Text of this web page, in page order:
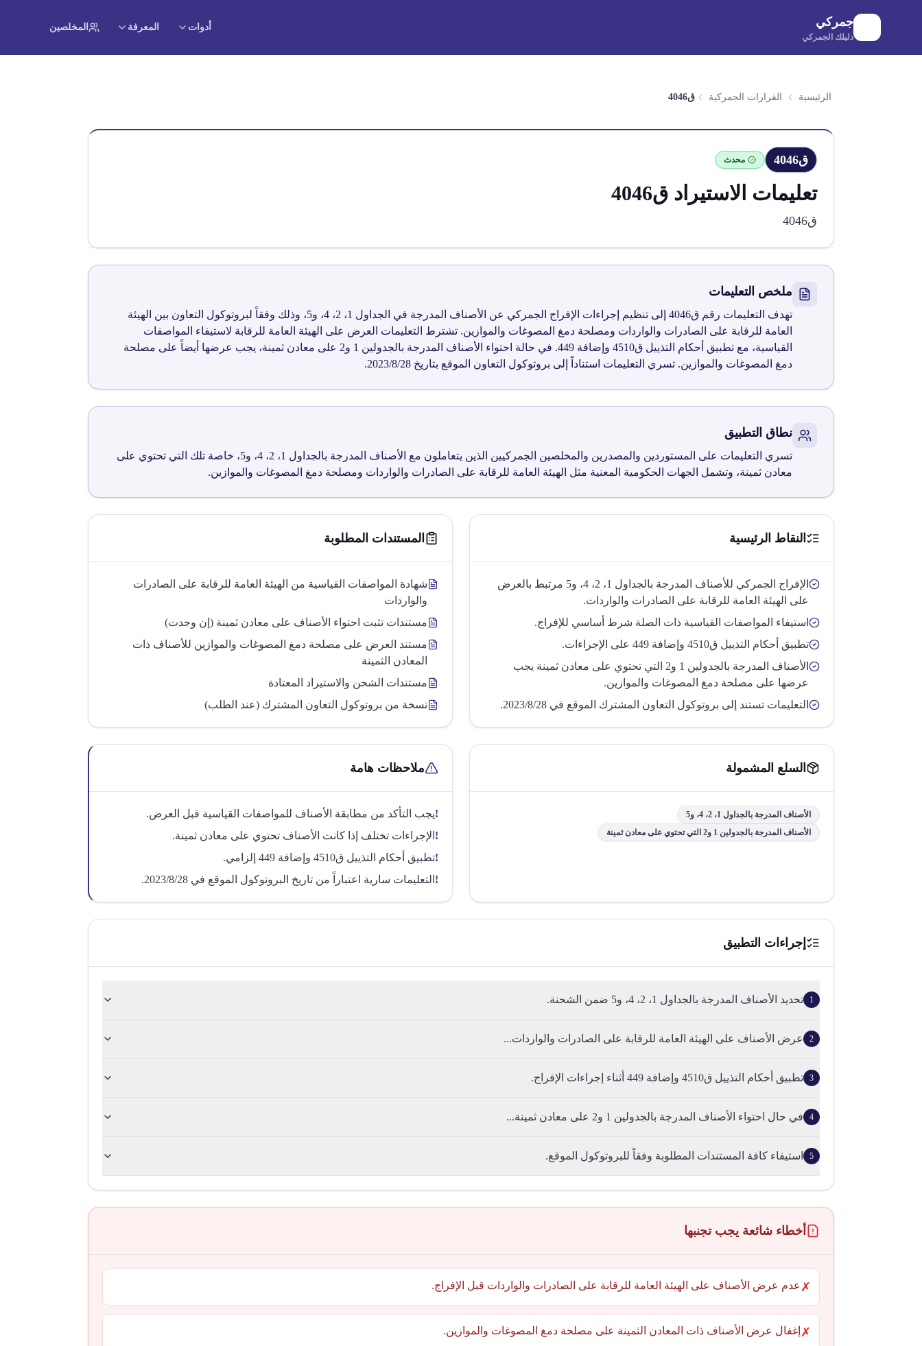
جمركي
دليلك الجمركي
أدوات المعرفة المخلصين
الرئيسية القرارات الجمركية ق4046
ق4046 محدث
تعليمات الاستيراد ق4046
ق4046
ملخص التعليمات
تهدف التعليمات رقم ق4046 إلى تنظيم إجراءات الإفراج الجمركي عن الأصناف المدرجة في الجداول 1، 2، 4، و5، وذلك وفقاً لبروتوكول التعاون بين الهيئة
العامة للرقابة على الصادرات والواردات ومصلحة دمغ المصوغات والموازين. تشترط التعليمات العرض على الهيئة العامة للرقابة لاستيفاء المواصفات
القياسية، مع تطبيق أحكام التذييل ق4510 وإضافة 449. في حالة احتواء الأصناف المدرجة بالجدولين 1 و2 على معادن ثمينة، يجب عرضها أيضاً على مصلحة
دمغ المصوغات والموازين. تسري التعليمات استناداً إلى بروتوكول التعاون الموقع بتاريخ 2023/8/28.
نطاق التطبيق
تسري التعليمات على المستوردين والمصدرين والمخلصين الجمركيين الذين يتعاملون مع الأصناف المدرجة بالجداول 1، 2، 4، و5، خاصة تلك التي تحتوي على
معادن ثمينة، وتشمل الجهات الحكومية المعنية مثل الهيئة العامة للرقابة على الصادرات والواردات ومصلحة دمغ المصوغات والموازين.
النقاط الرئيسية
الإفراج الجمركي للأصناف المدرجة بالجداول 1، 2، 4، و5 مرتبط بالعرض
على الهيئة العامة للرقابة على الصادرات والواردات.
استيفاء المواصفات القياسية ذات الصلة شرط أساسي للإفراج.
تطبيق أحكام التذييل ق4510 وإضافة 449 على الإجراءات.
الأصناف المدرجة بالجدولين 1 و2 التي تحتوي على معادن ثمينة يجب
عرضها على مصلحة دمغ المصوغات والموازين.
التعليمات تستند إلى بروتوكول التعاون المشترك الموقع في 2023/8/28.
المستندات المطلوبة
شهادة المواصفات القياسية من الهيئة العامة للرقابة على الصادرات
والواردات
مستندات تثبت احتواء الأصناف على معادن ثمينة (إن وجدت)
مستند العرض على مصلحة دمغ المصوغات والموازين للأصناف ذات
المعادن الثمينة
مستندات الشحن والاستيراد المعتادة
نسخة من بروتوكول التعاون المشترك (عند الطلب)
السلع المشمولة
الأصناف المدرجة بالجداول 1، 2، 4، و5
الأصناف المدرجة بالجدولين 1 و2 التي تحتوي على معادن ثمينة
ملاحظات هامة
!يجب التأكد من مطابقة الأصناف للمواصفات القياسية قبل العرض.
! الإجراءات تختلف إذا كانت الأصناف تحتوي على معادن ثمينة.
!تطبيق أحكام التذييل ق4510 وإضافة 449 إلزامي.
! التعليمات سارية اعتباراً من تاريخ البروتوكول الموقع في 2023/8/28.
إجراءات التطبيق
1 تحديد الأصناف المدرجة بالجداول 1، 2، 4، و5 ضمن الشحنة.
2 عرض الأصناف على الهيئة العامة للرقابة على الصادرات والواردات...
3 تطبيق أحكام التذييل ق4510 وإضافة 449 أثناء إجراءات الإفراج.
4 في حال احتواء الأصناف المدرجة بالجدولين 1 و2 على معادن ثمينة...
5 استيفاء كافة المستندات المطلوبة وفقاً للبروتوكول الموقع.
أخطاء شائعة يجب تجنبها
✗ عدم عرض الأصناف على الهيئة العامة للرقابة على الصادرات والواردات قبل الإفراج.
✗ إغفال عرض الأصناف ذات المعادن الثمينة على مصلحة دمغ المصوغات والموازين.